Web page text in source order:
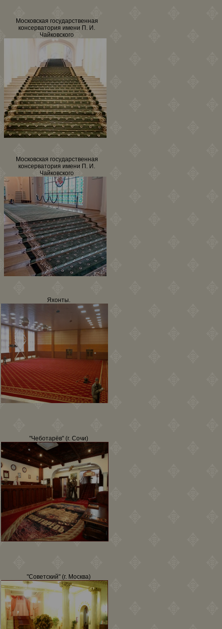
Московская государственная
консерватория имени П. И.
Чайковского
Московская государственная
консерватория имени П. И.
Чайковского
Яхонты.
"Чеботарёв" (г. Сочи)
"Советский" (г. Москва)